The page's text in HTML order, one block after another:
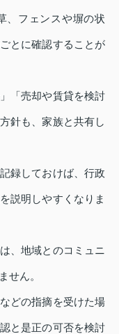
、フェンスや塀の状
とに確認することが
「売却や賃貸を検討
針も、家族と共有し
録しておけば、行政
説明しやすくなりま
、地域とのコミュニ
せん。
どの指摘を受けた場
と是正の可否を検討